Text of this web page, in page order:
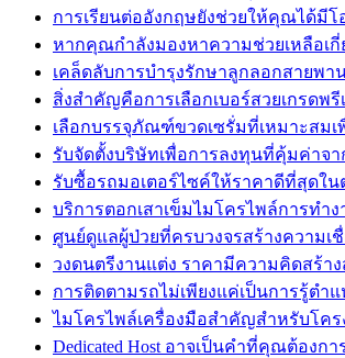
การเรียนต่ออังกฤษยังช่วยให้คุณได้มีโ
หากคุณกำลังมองหาความช่วยเหลือเกี่
เคล็ดลับการบำรุงรักษาลูกลอกสายพา
สิ่งสำคัญคือการเลือกเบอร์สวยเกรดพ
เลือกบรรจุภัณฑ์ขวดเซรั่มที่เหมาะสม
รับจัดตั้งบริษัทเพื่อการลงทุนที่คุ้มค่าจ
รับซื้อรถมอเตอร์ไซค์ให้ราคาดีที่สุดใน
บริการตอกเสาเข็มไมโครไพล์การท
ศูนย์ดูแลผู้ป่วยที่ครบวงจรสร้างความเ
วงดนตรีงานแต่ง ราคามีความคิดสร้า
การติดตามรถไม่เพียงแค่เป็นการรู้ตำ
ไมโครไพล์เครื่องมือสำคัญสำหรับโคร
Dedicated Host อาจเป็นคำที่คุณต้องก